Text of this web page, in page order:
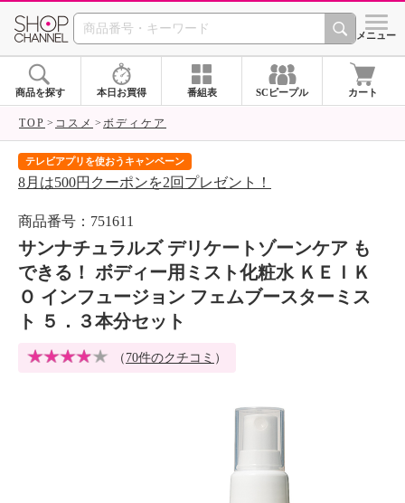
SHOP CHANNEL シメニュー
商品を探す 本日お買得 番組表 SCピープル カート
TOP コスメ ボディケア
テレビアプリを使おうキャンペーン
8月は500円クーポンを2回プレゼント！
商品番号：751611
サンナチュラルズ デリケートゾーンケア も
できる！ ボディー用ミスト化粧水 ＫＥＩＫ
Ｏ インフュージョン フェムブースターミス
ト ５．３本分セット
（ 70件のクチコミ ）